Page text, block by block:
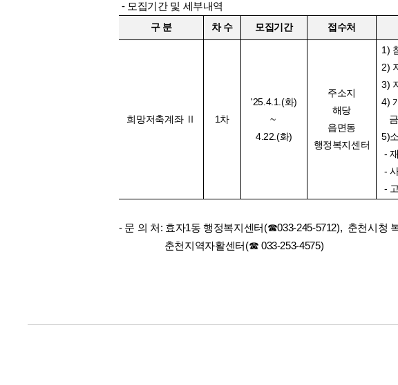
- 모집기간 및 세부내역
구분 차 수 모집기간 접수처
희망저축계좌 Ⅱ 1차
'25.4.1.(화)
~
4.22.(화)
주소지
해당
읍면동
행정복지센터
1)
2)
3)
4)
5)
-
-
-
- 문 의 처 : 효자1동 행정복지센터(☎033-245-5712), 춘천시청
춘천지역자활센터 (☎ 033-253-4575)